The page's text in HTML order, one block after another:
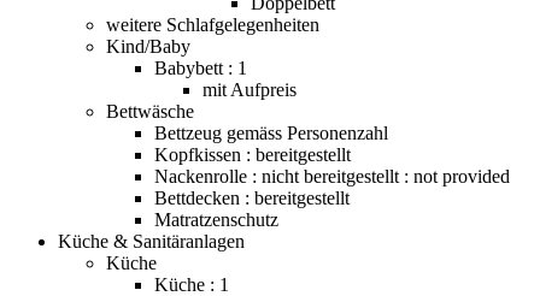
weitere Schlafgelegenheiten
Kind/Baby
Babybett : 1
mit Aufpreis
Bettwäsche
Bettzeug gemäss Personenzahl
Kopfkissen : bereitgestellt
Nackenrolle : nicht bereitgestellt : not provided
Bettdecken : bereitgestellt
Matratzenschutz
Küche & Sanitäranlagen
Küche
Küche : 1